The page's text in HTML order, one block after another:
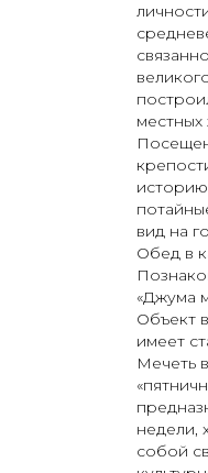
местных
вид на
Обед в
«Джума
Объект
имеет
Мечеть
недели,
собой